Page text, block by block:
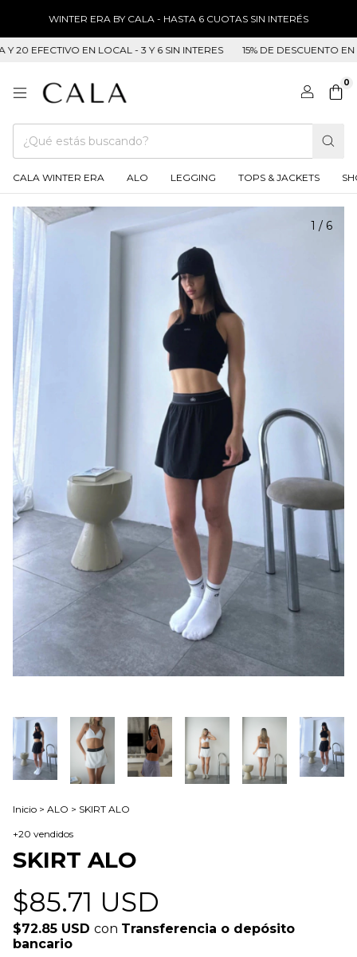
WINTER ERA BY CALA - HASTA 6 CUOTAS SIN INTERÉS
EFECTIVO EN LOCAL - 3 Y 6 SIN INTERES 15% DE DESCUENTO EN
0
CALA WINTER ERA ALO LEGGING TOPS & JACKETS
1 / 6
Inicio > ALO > SKIRT ALO
+20 vendidos
SKIRT ALO
$85.71 USD
$72.85 USD con Transferencia o depósito
bancario